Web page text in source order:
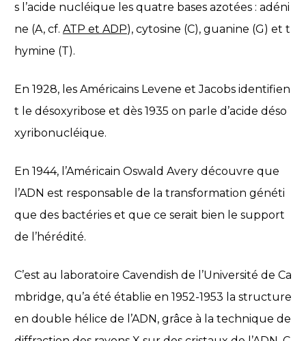
s l’acide nucléique les quatre bases azotées : adéni
ne (A, cf. ATP et ADP), cytosine (C), guanine (G) et t
hymine (T).
En 1928, les Américains Levene et Jacobs identifien
t le désoxyribose et dès 1935 on parle d’acide déso
xyribonucléique.
En 1944, l’Américain Oswald Avery découvre que
l’ADN est responsable de la transformation généti
que des bactéries et que ce serait bien le support
de l’hérédité.
C’est au laboratoire Cavendish de l’Université de Ca
mbridge, qu’a été établie en 1952-1953 la structure
en double hélice de l’ADN, grâce à la technique de